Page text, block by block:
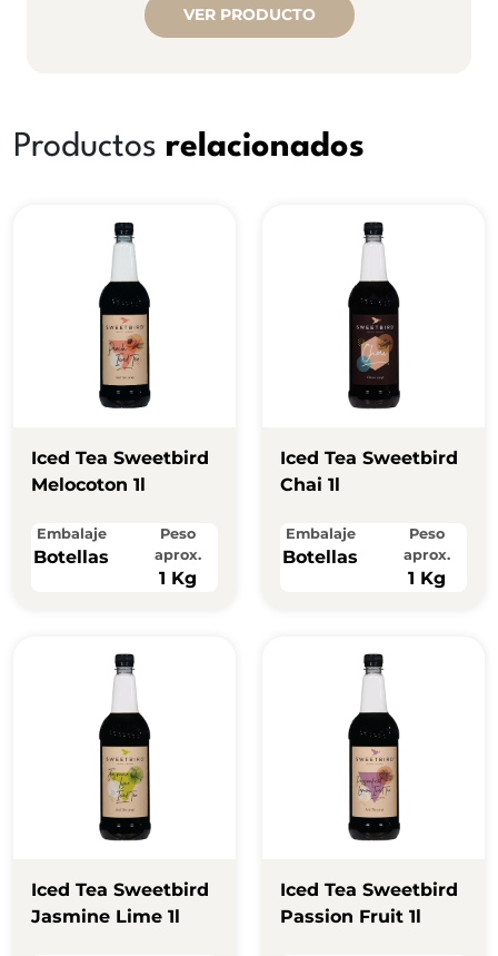
VER PRODUCTO
Productos relacionados
Iced Tea Sweetbird
Melocoton 1l
Embalaje
Botellas
Peso
aprox.
1 Kg
Iced Tea Sweetbird
Chai 1l
Embalaje
Botellas
Peso
aprox.
1 Kg
Iced Tea Sweetbird
Jasmine Lime 1l
Iced Tea Sweetbird
Passion Fruit 1l